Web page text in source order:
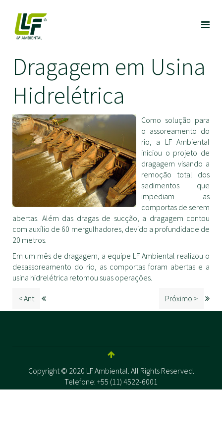
Dragagem em Usina
Hidrelétrica
Como solução para
o assoreamento do
rio, a LF Ambiental
iniciou o projeto de
dragagem visando a
remoção total dos
sedimentos que
impediam as
comportas de serem
abertas. Além das dragas de sucção, a dragagem contou
com auxílio de 60 mergulhadores, devido a profundidade de
20 metros.
Em um mês de dragagem, a equipe LF Ambiental realizou o
desassoreamento do rio, as comportas foram abertas e a
usina hidrelétrica retomou suas operações.
< Ant Próximo >
Copyright © 2020 LF Ambiental. All Rights Reserved.
Telefone: +55 (11) 4522-6001